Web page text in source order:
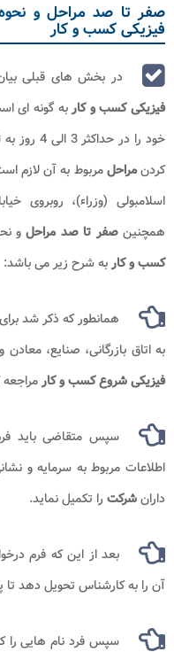
صفر تا صد مراحل و
فیزیکی کسب و کار
در بخش های قبلی
فیزیکی کسب و کاربه گونه ای
خود را در حداکثر 3 الی 4 روز به
کردنمراحلمربوط به آن لازم
اسلامبولی (وزراء)، روبروی
همچنینصفر تا صد مراحل و
کسب و کاربه شرح زیر می باشد:
همانطور که ذکر شد برای
به اتاق بازرگانی، صنایع،
فیزیکی شروع کسب و کارمراجعه
سپس متقاضی باید
اطلاعات مربوط به سرمایه و
دارانشرکت را تکمیل نماید.
بعد از این که فرم
آن را به کارشناس تحویل دهد تا
سپس فرد نام هایی را